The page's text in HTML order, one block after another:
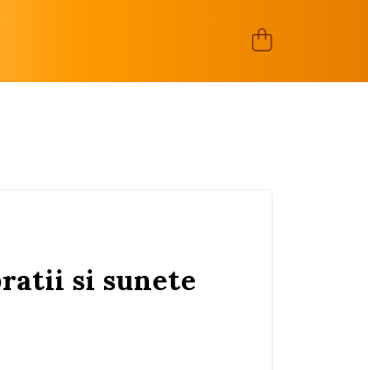
si sunete